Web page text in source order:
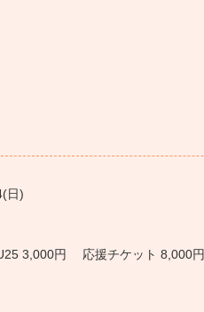
(日)
3,000円 応援チケット 8,000円